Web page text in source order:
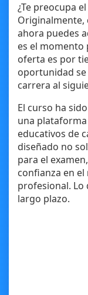
¿Te preocupa
Originalmente,
ahora puedes
es el momento
oferta es por
oportunidad se
carrera al
El curso ha
una
educativos de
diseñado no
para el
confianza en
profesional. Lo
largo plazo.